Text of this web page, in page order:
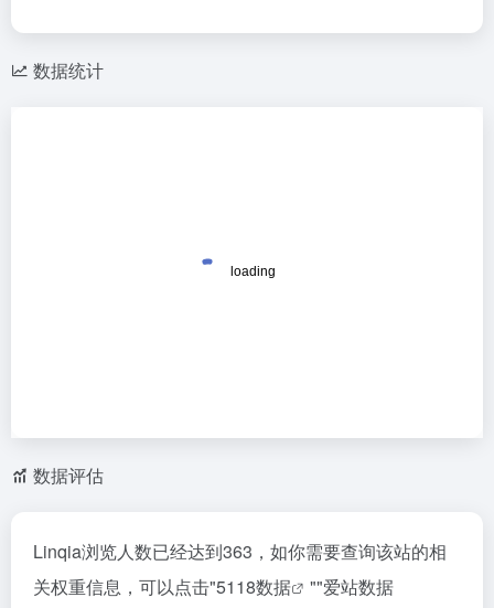
数据统计
数据评估
Linqia浏览人数已经达到363，如你需要查询该站的相
关权重信息，可以点击"5118数据 ""爱站数据